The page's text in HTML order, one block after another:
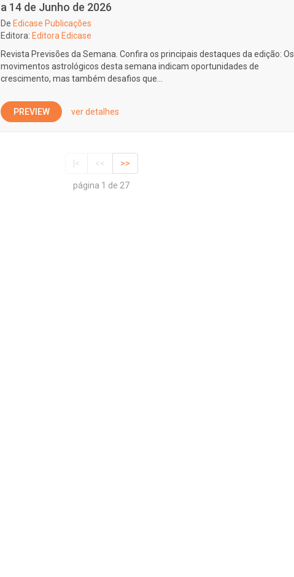
a 14 de Junho de 2026
De Edicase Publicações
Editora: Editora Edicase
Revista Previsões da Semana. Confira os principais destaques da edição: Os
movimentos astrológicos desta semana indicam oportunidades de
crescimento, mas também desafios que...
PREVIEW ver detalhes
|< << >>
página 1 de 27